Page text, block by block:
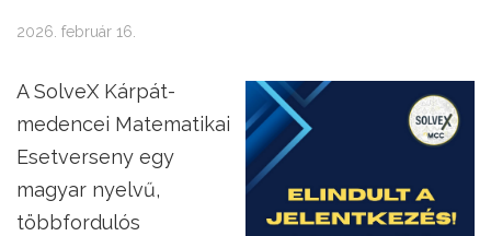
2026. február 16.
A SolveX Kárpát-
medencei Matematikai
Esetverseny egy
magyar nyelvű,
többfordulós